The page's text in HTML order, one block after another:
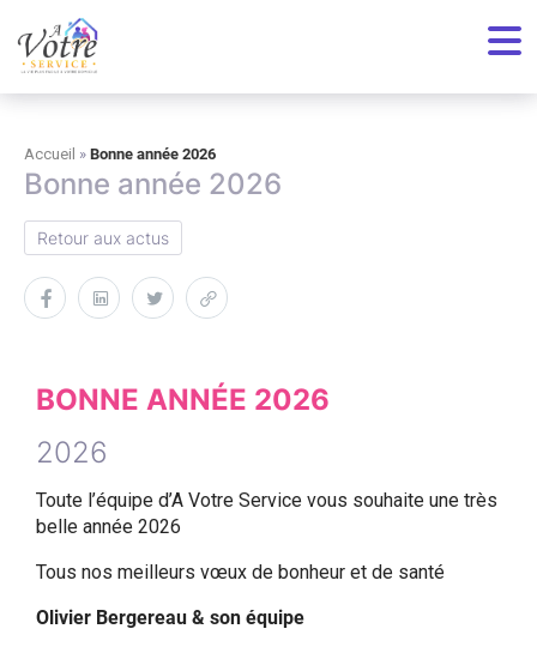
Toutes nos actualités
Accueil » Bonne année 2026
Bonne année 2026
Retour aux actus
BONNE ANNÉE 2026
2026
Toute l’équipe d’A Votre Service vous souhaite une très
belle année 2026
Tous nos meilleurs vœux de bonheur et de santé
Olivier Bergereau & son équipe